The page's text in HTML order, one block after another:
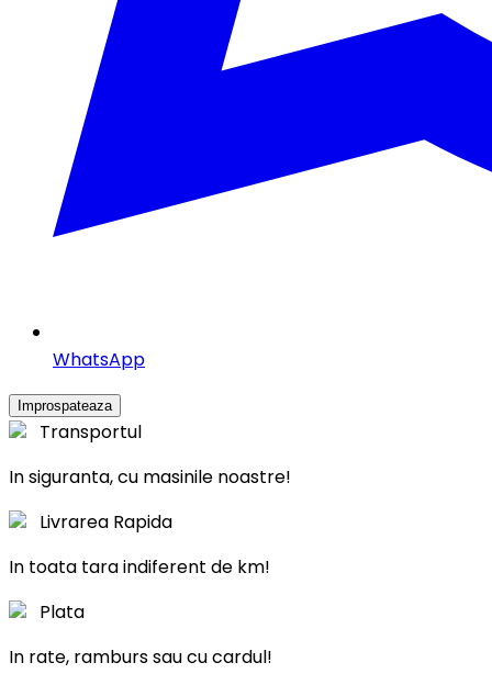
WhatsApp
Transportul
In siguranta, cu masinile noastre!
Livrarea Rapida
In toata tara indiferent de km!
Plata
In rate, ramburs sau cu cardul!